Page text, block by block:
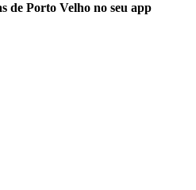
de Porto Velho no seu app